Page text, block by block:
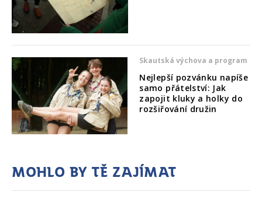
Skautská výchova a program
Nejlepší pozvánku napíše
samo přátelství: Jak
zapojit kluky a holky do
rozšiřování družin
Mohlo by tě zajímat